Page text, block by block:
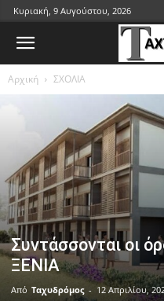
Κυριακή, 9 Αυγούστου, 2026
Αρχική ΣΧΟΛΙΑ
Συντάσσονται οι
ΞΕΝΙΑ
Από Ταχυδρόμος - 12 Απριλίου,